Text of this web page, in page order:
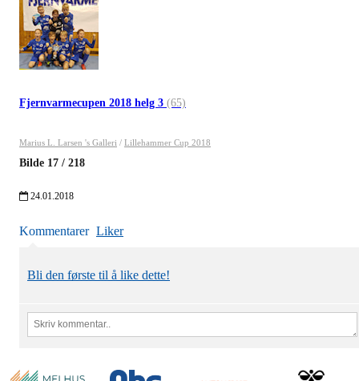
Fjernvarmecupen 2018 helg 3 (65)
Marius L. Larsen 's Galleri / Lillehammer Cup 2018
Bilde 17 / 218
24.01.2018
Kommentarer Liker
Bli den første til å like dette!